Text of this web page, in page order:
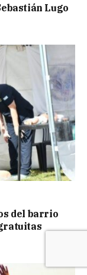
Lugo
del barrio